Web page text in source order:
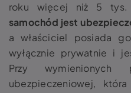
roku więcej niż 5
samochód jest
a właściciel posiada
wyłącznie prywatnie i
Przy wymienionych
ubezpieczeniowej,